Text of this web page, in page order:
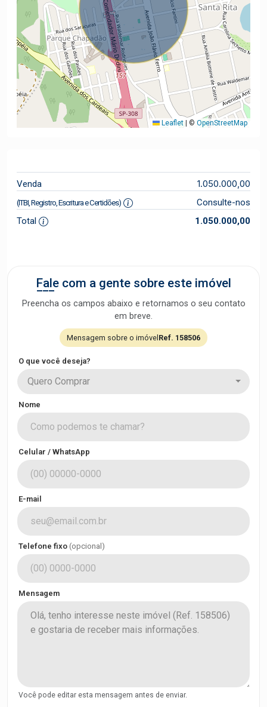
Leaflet © OpenStreetMap
Venda 1.050.000,00
(ITBI, Registro, Escritura e Certidões)
Consulte-nos
Total
1.050.000,00
Fale com a gente sobre este imóvel
Preencha os campos abaixo e retornamos o seu contato
em breve.
Mensagem sobre o imóvel Ref. 158506
O que você deseja?
Quero Comprar
Nome
Celular / WhatsApp
E-mail
Telefone fixo (opcional)
Mensagem
Você pode editar esta mensagem antes de enviar.